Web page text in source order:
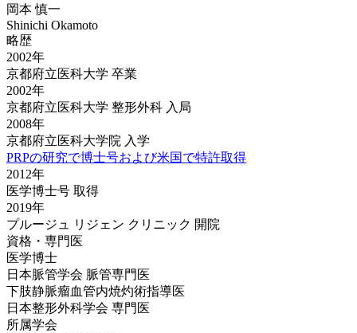
岡本 慎一
Shinichi Okamoto
略歴
2002年
京都府立医科大学 卒業
2002年
京都府立医科大学 整形外科 入局
2008年
京都府立医科大学院 入学
PRPの研究で博士号および米国で特許取得
2012年
医学博士号 取得
2019年
プルージュ リジェン クリニック 開院
資格・専門医
医学博士
日本脈管学会 脈管専門医
下肢静脈瘤血管内焼灼術指導医
日本整形外科学会 専門医
所属学会